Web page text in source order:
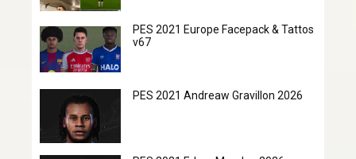
PES 2021 Europe Facepack & Tattos
v67
PES 2021 Andreaw Gravillon 2026